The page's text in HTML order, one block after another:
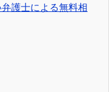
護士による無料相